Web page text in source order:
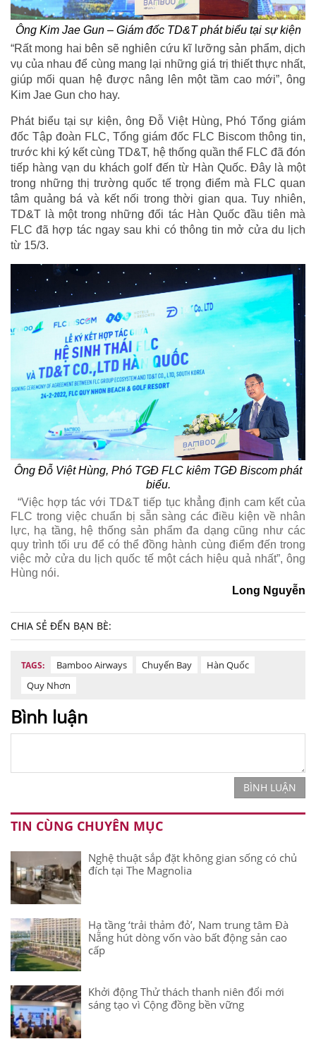
Ông Kim Jae Gun – Giám đốc TD&T phát biểu tại sự kiện
“Rất mong hai bên sẽ nghiên cứu kĩ lưỡng sản phẩm, dịch
vụ của nhau để cùng mang lại những giá trị thiết thực nhất,
giúp mối quan hệ được nâng lên một tầm cao mới”, ông
Kim Jae Gun cho hay.
Phát biểu tại sự kiện, ông Đỗ Việt Hùng, Phó Tổng giám
đốc Tập đoàn FLC, Tổng giám đốc FLC Biscom thông tin,
trước khi ký kết cùng TD&T, hệ thống quần thể FLC đã đón
tiếp hàng vạn du khách golf đến từ Hàn Quốc. Đây là một
trong những thị trường quốc tế trọng điểm mà FLC quan
tâm quảng bá và kết nối trong thời gian qua. Tuy nhiên,
TD&T là một trong những đối tác Hàn Quốc đầu tiên mà
FLC đã hợp tác ngay sau khi có thông tin mở cửa du lịch
từ 15/3.
Ông Đỗ Việt Hùng, Phó TGĐ FLC kiêm TGĐ Biscom phát
biểu.
“Việc hợp tác với TD&T tiếp tục khẳng định cam kết của
FLC trong việc chuẩn bị sẵn sàng các điều kiện về nhân
lực, hạ tầng, hệ thống sản phẩm đa dạng cũng như các
quy trình tối ưu để có thể đồng hành cùng điểm đến trong
việc mở cửa du lịch quốc tế một cách hiệu quả nhất”, ông
Hùng nói.
Long Nguyễn
CHIA SẺ ĐẾN BẠN BÈ:
TAGS: Bamboo Airways Chuyến Bay
Hàn Quốc
Quy Nhơn
Bình luận
BÌNH LUẬN
TIN CÙNG CHUYÊN MỤC
Nghệ thuật sắp đặt không gian sống có chủ
đích tại The Magnolia
Hạ tầng ‘trải thảm đỏ’, Nam trung tâm Đà
Nẵng hút dòng vốn vào bất động sản cao
cấp
Khởi động Thử thách thanh niên đổi mới
sáng tạo vì Cộng đồng bền vững